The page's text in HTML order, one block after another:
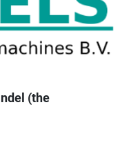
(the